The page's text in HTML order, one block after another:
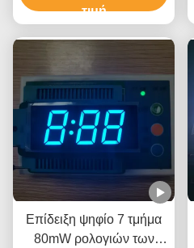
τιμή
Επίδειξη ψηφίο 7 τμήμα
80mW ρολογιών των